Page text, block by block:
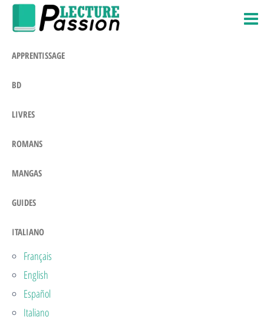
Salta
contenuto
APPRENTISSAGE
BD
LIVRES
ROMANS
MANGAS
GUIDES
ITALIANO
Français
English
Español
Italiano